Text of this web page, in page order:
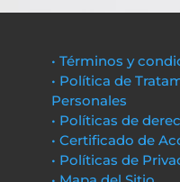
• Términos y
• Política de
Personales
• Políticas de
• Certificado de
• Políticas de